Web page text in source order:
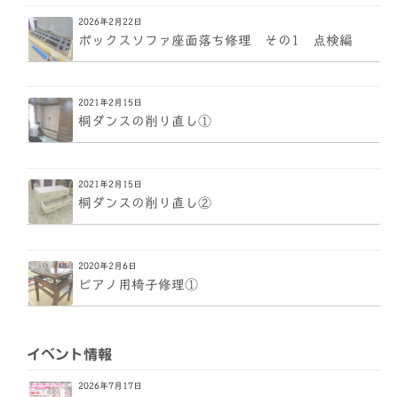
2026年2月22日
ボックスソファ座面落ち修理 その1 点検編
2021年2月15日
桐ダンスの削り直し①
2021年2月15日
桐ダンスの削り直し②
2020年2月6日
ピアノ用椅子修理①
イベント情報
2026年7月17日